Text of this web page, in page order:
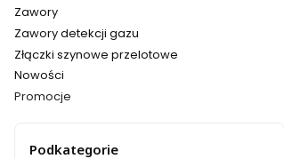
Zawory
Zawory detekcji gazu
Złączki szynowe przelotowe
Nowości
Promocje
Podkategorie